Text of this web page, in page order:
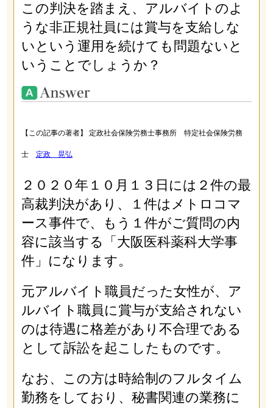
この判決を踏まえ、アルバイトのよ
うな非正規社員には賞与を支給しな
いという運用を続けても問題ないと
いうことでしょうか？
【この記事の著者】 定政社会保険労務士事務所 特定社会保険労務
士 定政 晃弘
２０２０年１０月１３日には２件の最
高裁判決があり、１件はメトロコマ
ース事件で、もう１件がご質問の内
容に該当する「大阪医科薬科大学事
件」になります。
元アルバイト職員だった女性が、ア
ルバイト職員に賞与が支給されない
のは待遇に格差があり不合理である
として訴訟を起こしたものです。
なお、この方は時給制のフルタイム
勤務をしており、秘書関連の業務に